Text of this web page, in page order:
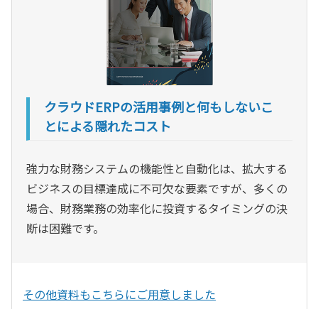
クラウドERPの活用事例と何もしないこ
とによる隠れたコスト
強力な財務システムの機能性と自動化は、拡大する
ビジネスの目標達成に不可欠な要素ですが、多くの
場合、財務業務の効率化に投資するタイミングの決
断は困難です。
その他資料もこちらにご用意しました